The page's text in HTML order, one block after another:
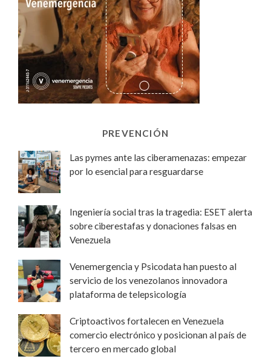
PREVENCIÓN
Las pymes ante las ciberamenazas: empezar
por lo esencial para resguardarse
Ingeniería social tras la tragedia: ESET alerta
sobre ciberestafas y donaciones falsas en
Venezuela
Venemergencia y Psicodata han puesto al
servicio de los venezolanos innovadora
plataforma de telepsicología
Criptoactivos fortalecen en Venezuela
comercio electrónico y posicionan al país de
tercero en mercado global